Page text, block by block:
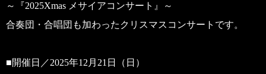
～『2025Xmas メサイアコンサート』～
合奏団・合唱団も加わったクリスマスコンサートです。
■開催日／2025年12月21日（日）